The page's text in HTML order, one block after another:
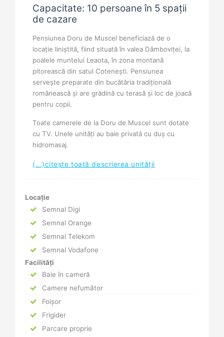
Capacitate: 10 persoane în 5 spații
de cazare
Pensiunea Doru de Muscel beneficiază de o
locație liniștită, fiind situată în valea Dâmboviței, la
poalele muntelui Leaota, în zona montană
pitorească din satul Cotenești. Pensiunea
servește preparate din bucătăria tradițională
românească și are grădină cu terasă și loc de joacă
pentru copii.
Toate camerele de la Doru de Muscel sunt dotate
cu TV. Unele unități au baie privată cu duș cu
hidromasaj.
(...)citește toată descrierea unității
Locație
Semnal Digi
Semnal Orange
Semnal Telekom
Semnal Vodafone
Facilități
Baie în cameră
Camere nefumător
Foișor
Frigider
Parcare proprie